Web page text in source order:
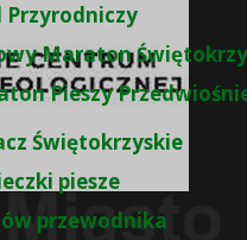
Przyrodniczy
Maraton
Pieszy
Świętokrzyskie
piesze
przewodnika